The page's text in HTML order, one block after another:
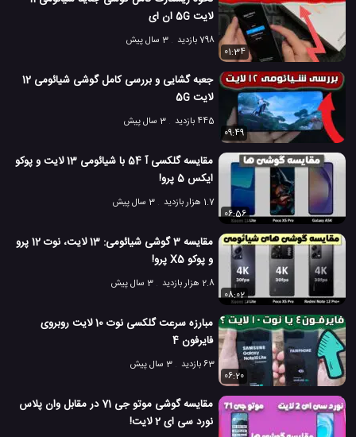
لایت 5G ان ای
798 بازدید
3 سال پیش
01:34
جعبه گشایی و بررسی کامل گوشی شیائومی 12
لایت 5G
445 بازدید
3 سال پیش
09:49
مقایسه گلکسی آ 54 با شیائومی 13 لایت و پوکو
ایکس 5 پرو!
1.7 هزار بازدید
3 سال پیش
06:56
مقایسه 3 گوشی شیائومی: 13 لایت، نوت 12 پرو
و پوکو X5 پرو!
2.8 هزار بازدید
3 سال پیش
08:02
مبارزه سرعت گلکسی نوت 10 لایت روبروی
فایرفون 4
63 بازدید
3 سال پیش
06:20
مقایسه گوشی موتو جی 71 در مقابل وان پلاس
نورد سی ای 2 لایت!